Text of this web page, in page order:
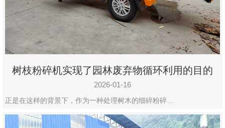
树枝粉碎机实现了园林废弃物循环利用的目的
2026-01-16
正是在这样的背景下，作为一种处理树木的细碎粉碎…